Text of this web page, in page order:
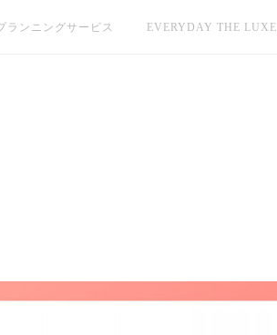
ランニングサービス EVERYDAY THE LUXE